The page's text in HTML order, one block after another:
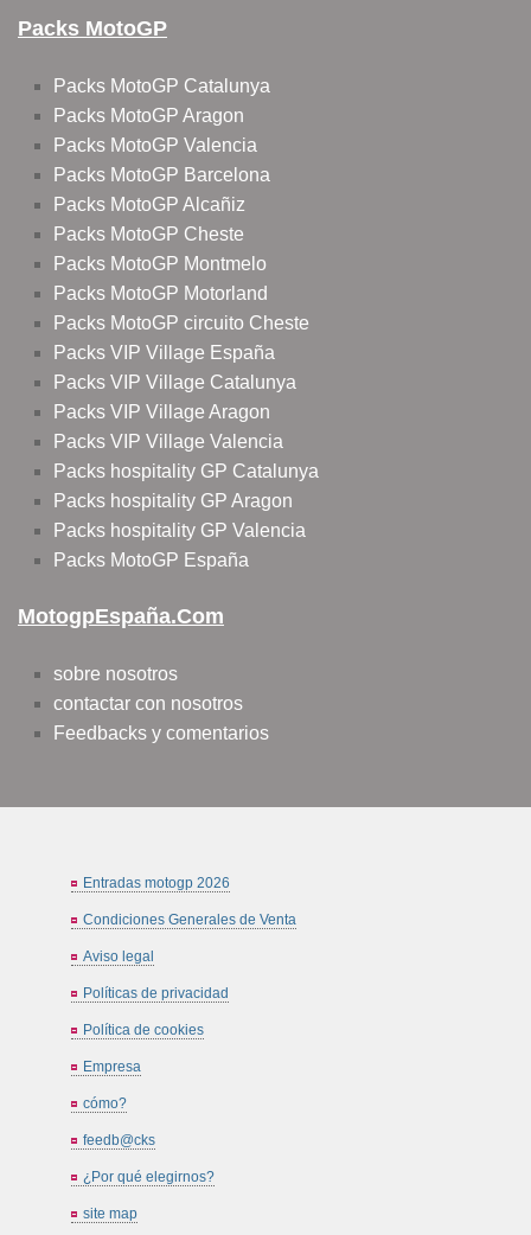
Packs MotoGP
Packs MotoGP Catalunya
Packs MotoGP Aragon
Packs MotoGP Valencia
Packs MotoGP Barcelona
Packs MotoGP Alcañiz
Packs MotoGP Cheste
Packs MotoGP Montmelo
Packs MotoGP Motorland
Packs MotoGP circuito Cheste
Packs VIP Village España
Packs VIP Village Catalunya
Packs VIP Village Aragon
Packs VIP Village Valencia
Packs hospitality GP Catalunya
Packs hospitality GP Aragon
Packs hospitality GP Valencia
Packs MotoGP España
MotogpEspaña.com
sobre nosotros
contactar con nosotros
Feedbacks y comentarios
Entradas motogp 2026
Condiciones Generales de Venta
Aviso legal
Políticas de privacidad
Política de cookies
Empresa
cómo?
feedb@cks
¿Por qué elegirnos?
site map